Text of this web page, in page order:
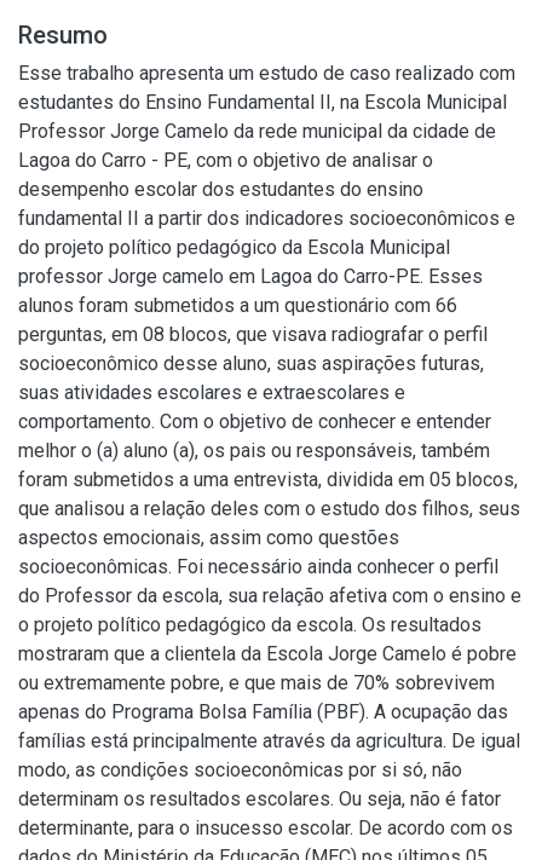
Resumo
Esse trabalho apresenta um estudo de caso realizado com
estudantes do Ensino Fundamental II, na Escola Municipal
Professor Jorge Camelo da rede municipal da cidade de
Lagoa do Carro - PE, com o objetivo de analisar o
desempenho escolar dos estudantes do ensino
fundamental II a partir dos indicadores socioeconômicos e
do projeto político pedagógico da Escola Municipal
professor Jorge camelo em Lagoa do Carro-PE. Esses
alunos foram submetidos a um questionário com 66
perguntas, em 08 blocos, que visava radiografar o perfil
socioeconômico desse aluno, suas aspirações futuras,
suas atividades escolares e extraescolares e
comportamento. Com o objetivo de conhecer e entender
melhor o (a) aluno (a), os pais ou responsáveis, também
foram submetidos a uma entrevista, dividida em 05 blocos,
que analisou a relação deles com o estudo dos filhos, seus
aspectos emocionais, assim como questões
socioeconômicas. Foi necessário ainda conhecer o perfil
do Professor da escola, sua relação afetiva com o ensino e
o projeto político pedagógico da escola. Os resultados
mostraram que a clientela da Escola Jorge Camelo é pobre
ou extremamente pobre, e que mais de 70% sobrevivem
apenas do Programa Bolsa Família (PBF). A ocupação das
famílias está principalmente através da agricultura. De igual
modo, as condições socioeconômicas por si só, não
determinam os resultados escolares. Ou seja, não é fator
determinante, para o insucesso escolar. De acordo com os